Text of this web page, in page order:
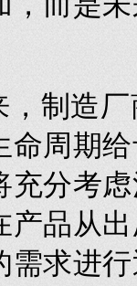
制造
命周期
充分考
产品从
需求进